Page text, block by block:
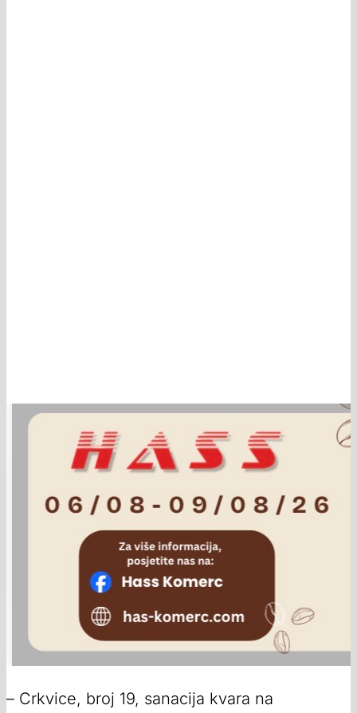
– Crkvice, broj 19, sanacija kvara na